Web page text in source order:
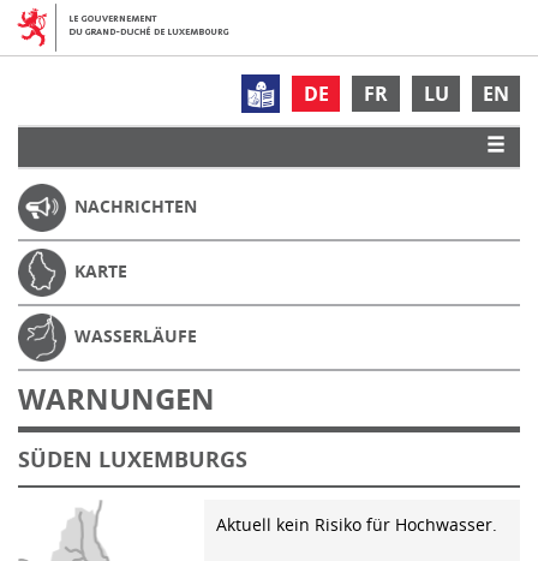
DE FR LU EN
NACHRICHTEN
KARTE
WASSERLÄUFE
WARNUNGEN
SÜDEN LUXEMBURGS
Aktuell kein Risiko für Hochwasser.